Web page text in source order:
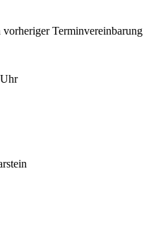
vorheriger Terminvereinbarung